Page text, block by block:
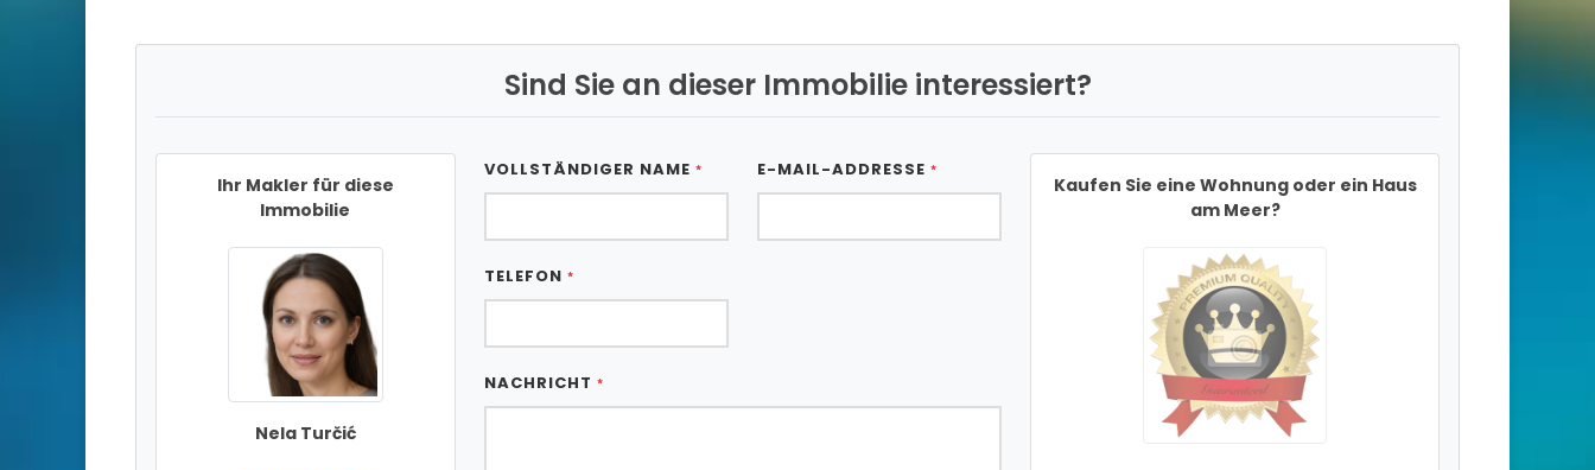
Sind Sie an dieser Immobilie interessiert?
Ihr Makler für diese
Immobilie
Nela Turčić
VOLLSTÄNDIGER NAME * E-MAIL-ADDRESSE *
TELEFON *
NACHRICHT *
Kaufen Sie eine Wohnung oder ein Haus
am Meer?